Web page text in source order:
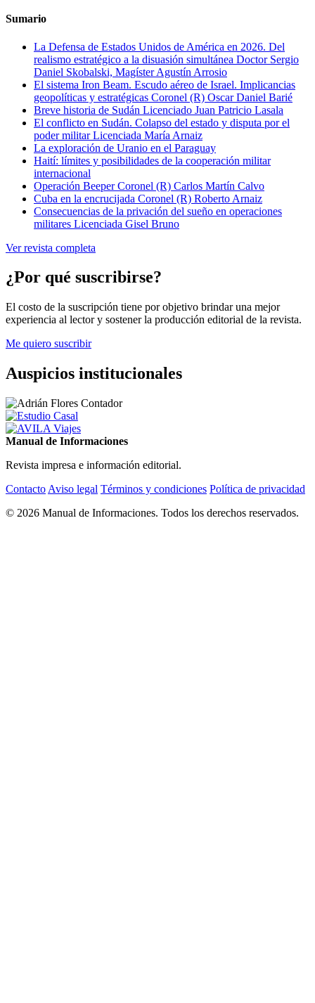
Sumario
La Defensa de Estados Unidos de América en 2026. Del
realismo estratégico a la disuasión simultánea Doctor Sergio
Daniel Skobalski, Magíster Agustín Arrosio
El sistema Iron Beam. Escudo aéreo de Israel. Implicancias
geopolíticas y estratégicas Coronel (R) Oscar Daniel Barié
Breve historia de Sudán Licenciado Juan Patricio Lasala
El conflicto en Sudán. Colapso del estado y disputa por el
poder militarLicenciada María Arnaiz
La exploración de Uranio en el Paraguay
Haití: límites y posibilidades de la cooperación militar
internacional
Operación BeeperCoronel (R) Carlos Martín Calvo
Cuba en la encrucijada Coronel (R) Roberto Arnaiz
Consecuencias de la privación del sueño en operaciones
militares Licenciada Gisel Bruno
Ver revista completa
¿Por qué suscribirse?
El costo de la suscripción tiene por objetivo brindar una mejor
experiencia al lector y sostener la producción editorial de la revista.
Me quiero suscribir
Auspicios institucionales
Manual de Informaciones
Revista impresa e información editorial.
Contacto Aviso legal Términos y condiciones Política de privacidad
© 2026 Manual de Informaciones. Todos los derechos reservados.